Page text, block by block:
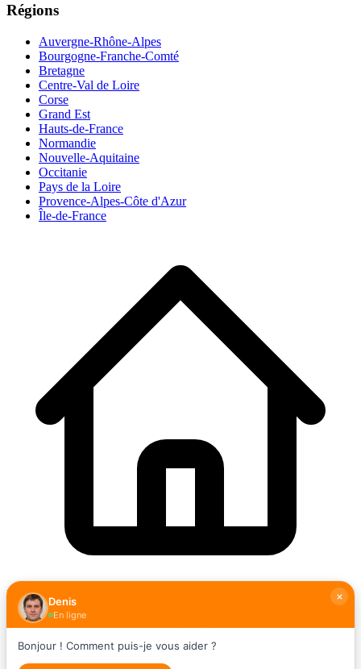
Régions
Auvergne-Rhône-Alpes
Bourgogne-Franche-Comté
Bretagne
Centre-Val de Loire
Corse
Grand Est
Hauts-de-France
Normandie
Nouvelle-Aquitaine
Occitanie
Pays de la Loire
Provence-Alpes-Côte d'Azur
Île-de-France
Hexagone
L'annuaire de référence pour trouver les meilleurs spécialistes en
contact@hexagone-architecture.fr
Denis
En ligne
Bonjour ! Comment puis-je vous aider ?